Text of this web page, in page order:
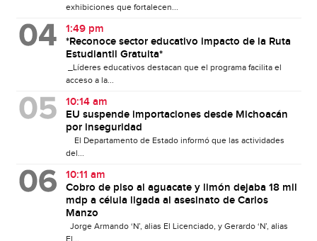
exhibiciones que fortalecen...
1:49 pm
*Reconoce sector educativo impacto de la Ruta
Estudiantil Gratuita*
_Líderes educativos destacan que el programa facilita el
acceso a la...
10:14 am
EU suspende importaciones desde Michoacán
por inseguridad
El Departamento de Estado informó que las actividades
del...
10:11 am
Cobro de piso al aguacate y limón dejaba 18 mil
mdp a célula ligada al asesinato de Carlos
Manzo
Jorge Armando ‘N’, alias El Licenciado, y Gerardo ‘N’, alias
El...